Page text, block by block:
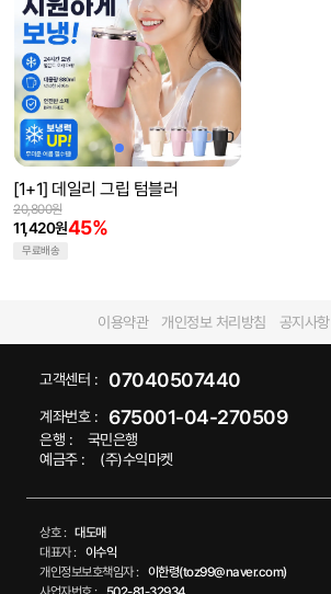
[1+1] 데일리 그립 텀블러
11,420원45%
20,800원
무료배송
이용약관 개인정보 처리방침 공지사항
고객센터 : 07040507440
계좌번호 : 675001-04-270509
은행 :
국민은행
예금주 :
(주)수익마켓
상호 : 대도매
대표자 :
이수익
개인정보보호책임자 :
이한령(toz99@naver.com)